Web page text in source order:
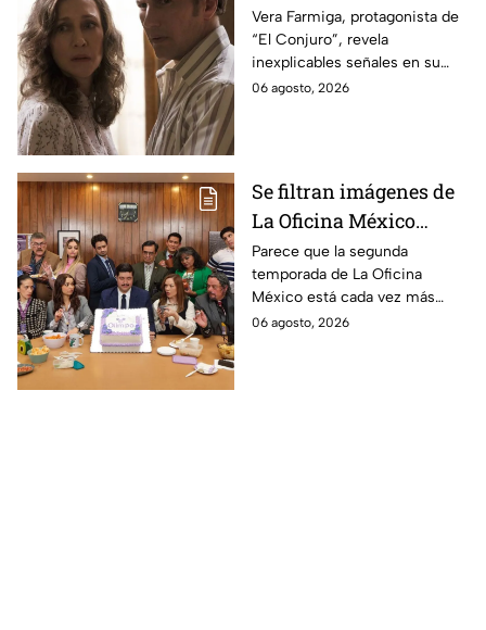
revela INQUIETANTES
señales en su cuerpo
durante la grabación de
la película
Vera Farmiga, protagonista de
“El Conjuro”, revela
inexplicables señales en su
cuerpo durante el rodaje de la
06 agosto, 2026
Se filtran imágenes de
La Oficina México
temporada 2 y un
detalle desata teorías
entre los fans
Parece que la segunda
temporada de La Oficina
México está cada vez más
cerca, pues el elenco ya se
06 agosto, 2026